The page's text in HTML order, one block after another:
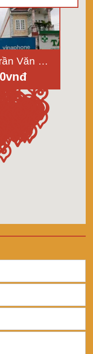
Bán nhà mặt tiền Trần Văn Mười-Xuân Thới Thượng-Hóc Môn dt 4x30m